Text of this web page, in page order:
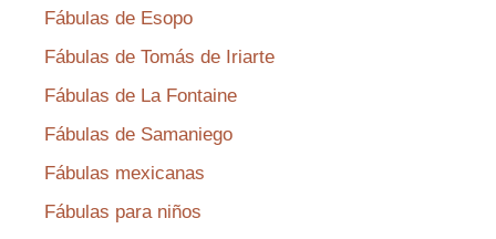
Fábulas de Esopo
Fábulas de Tomás de Iriarte
Fábulas de La Fontaine
Fábulas de Samaniego
Fábulas mexicanas
Fábulas para niños